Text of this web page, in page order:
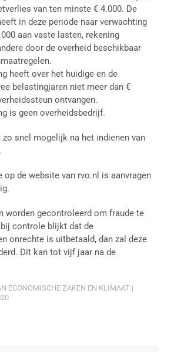
van ten minste € 4.000. De
in deze periode naar verwachting
aan vaste lasten, rekening
door de overheid beschikbaar
heeft over het huidige en de
belastingjaren niet meer dan €
ontvangen.
is geen overheidsbedrijf.
snel mogelijk na het indienen van
op de website van rvo.nl is aanvragen
worden gecontroleerd om fraude te
controle blijkt dat de
onrechte is uitbetaald, dan zal deze
Dit kan tot vijf jaar na de
ECONOMISCHE ZAKEN EN KLIMAAT |